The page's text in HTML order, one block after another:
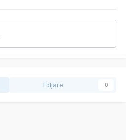
Följare 0